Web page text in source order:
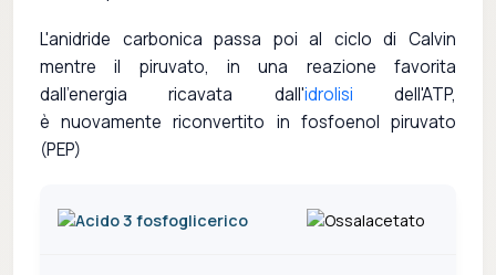
L'anidride carbonica passa poi al ciclo di Calvin
mentre il piruvato, in una reazione favorita
dall'energia ricavata dall'idrolisi dell'ATP,
è nuovamente riconvertito in fosfoenol piruvato
(PEP)